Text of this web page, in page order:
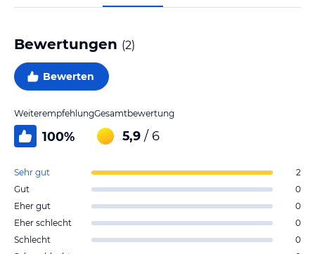
Bewertungen (2)
Bewerten
Weiterempfehlung
100%
Gesamtbewertung
5,9 / 6
Sehr gut
2
Gut
0
Eher gut
0
Eher schlecht
0
Schlecht
0